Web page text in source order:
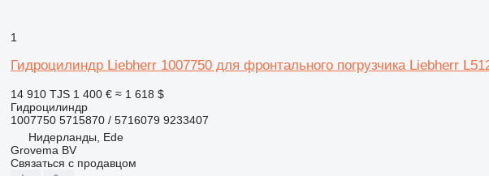
1
Гидроцилиндр Liebherr 1007750 для фронтального погрузчика Liebherr
14 910 TJS 1 400 € ≈ 1 618 $
Гидроцилиндр
1007750 5715870 / 5716079 9233407
Нидерланды, Ede
Grovema BV
Связаться с продавцом